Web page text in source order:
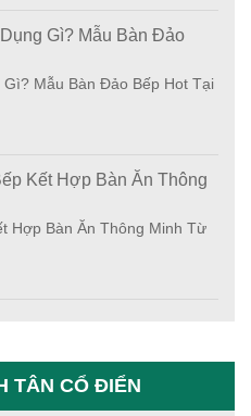
Mẫu Bàn Đảo Bếp Hot Tại
Hợp Bàn Ăn Thông Minh Từ
TÂN CỔ ĐIỂN